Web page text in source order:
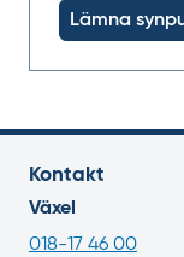
Lämna
Kontakt
Växel
018-17 46 00